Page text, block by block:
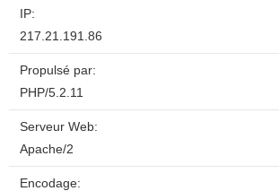
IP:
217.21.191.86
Propulsé par:
PHP/5.2.11
Serveur Web:
Apache/2
Encodage: